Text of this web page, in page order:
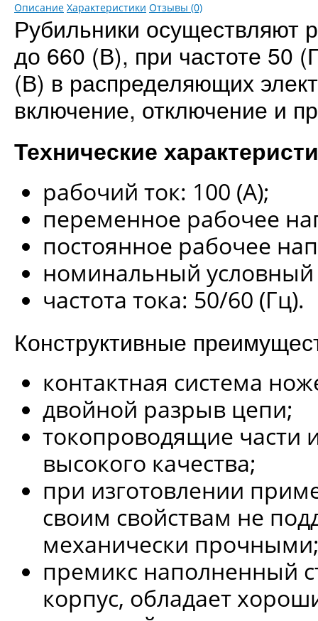
Описание Характеристики Отзывы (0)
Рубильники осуществляют
до 660 (В), при частоте 50
(В) в распределяющих
включение, отключение и
Технические
рабочий ток: 100 (А);
переменное рабочее
постоянное рабочее
номинальный условный
частота тока: 50/60 (Гц).
Конструктивные
контактная система
двойной разрыв цепи;
токопроводящие части
высокого качества;
при изготовлении
своим свойствам не
механически
премикс наполненный
корпус, обладает